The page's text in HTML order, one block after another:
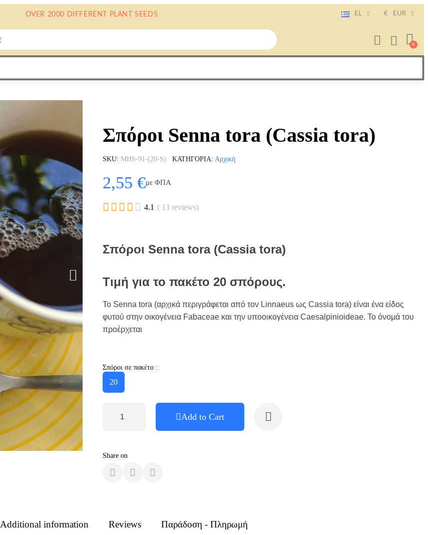
OVER 2000 DIFFERENT PLANT SEEDS EL € EUR
Σπόροι Senna tora (Cassia tora)
SKU MHS-91-(20-S) ΚΑΤΗΓΟΡΊΑ Αρχική
2,55 €με ΦΠΑ
     4.1 ( 13 reviews)
Σπόροι Senna tora (Cassia tora)
Τιμή για το πακέτο 20 σπόρους.
Το Senna tora (αρχικά περιγράφεται από τον Linnaeus ως Cassia tora) είναι ένα είδος
φυτού στην οικογένεια Fabaceae και την υποοικογένεια Caesalpinioideae. Το όνομά του
προέρχεται
Σπόροι σε πακέτο :
20
Add to Cart
Share on
Additional information Reviews Παράδοση - Πληρωμή